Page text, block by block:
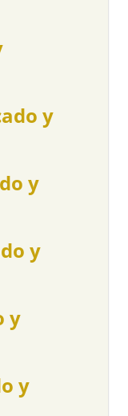
y
y
y
y
y